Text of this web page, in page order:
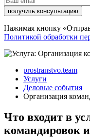
получить консультацию
Нажимая кнопку
Политикой обработки
prostranstvo.team
Услуги
Деловые события
Организация
Что входит в
командировок